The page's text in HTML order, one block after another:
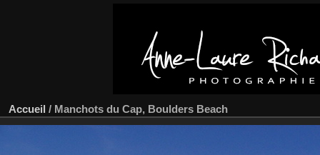
Accueil / Manchots du Cap, Boulders Beach